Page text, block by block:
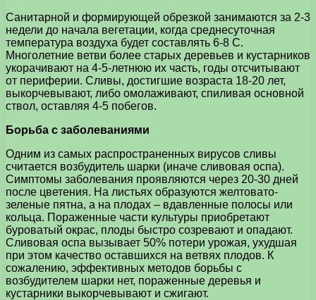
Санитарной и формирующей обрезкой занимаются за 2-3
недели до начала вегетации, когда среднесуточная
температура воздуха будет составлять 6-8 С.
Многолетние ветви более старых деревьев и кустарников
укорачивают на 4-5-летнюю их часть, годы отсчитывают
от периферии. Сливы, достигшие возраста 18-20 лет,
выкорчевывают, либо омолаживают, спиливая основной
ствол, оставляя 4-5 побегов.
Борьба с заболеваниями
Одним из самых распространенных вирусов сливы
считается возбудитель шарки (иначе сливовая оспа).
Симптомы заболевания проявляются через 20-30 дней
после цветения. На листьях образуются желтовато-
зеленые пятна, а на плодах – вдавленные полосы или
кольца. Пораженные части культуры приобретают
буроватый окрас, плоды быстро созревают и опадают.
Сливовая оспа вызывает 50% потери урожая, ухудшая
при этом качество оставшихся на ветвях плодов. К
сожалению, эффективных методов борьбы с
возбудителем шарки нет, пораженные деревья и
кустарники выкорчевывают и сжигают.